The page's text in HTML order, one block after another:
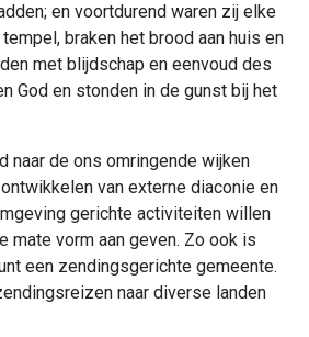
en voortdurend waren zij elke
braken het brood aan huis en
met blijdschap en eenvoud des
God en stonden in de gunst bij het
naar de ons omringende wijken
van externe diaconie en
gerichte activiteiten willen
mate vorm aan geven. Zo ook is
een zendingsgerichte gemeente.
naar diverse landen